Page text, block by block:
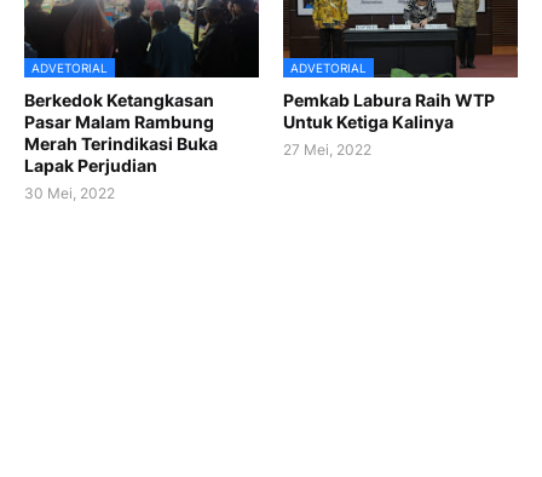
ADVETORIAL
Berkedok Ketangkasan
Pasar Malam Rambung
Merah Terindikasi Buka
Lapak Perjudian
30 Mei, 2022
ADVETORIAL
Pemkab Labura Raih WTP
Untuk Ketiga Kalinya
27 Mei, 2022